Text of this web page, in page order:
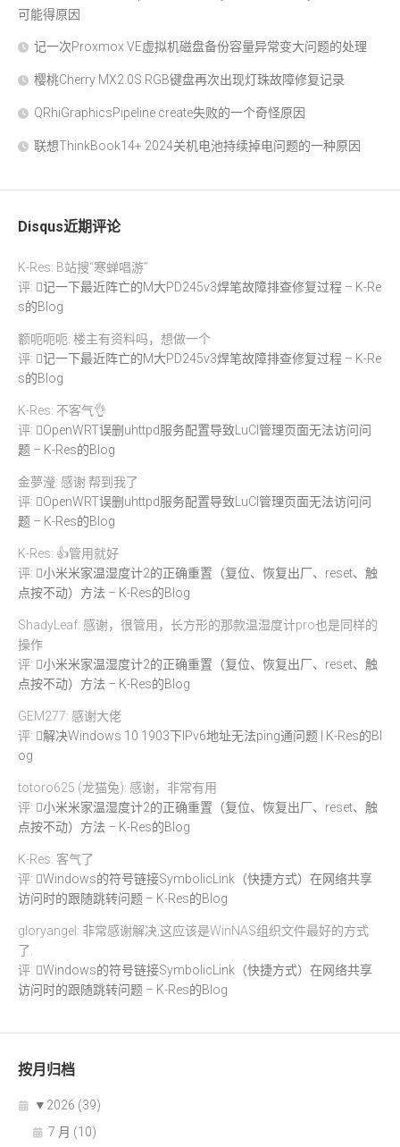
可能得原因
记一次Proxmox VE虚拟机磁盘备份容量异常变大问题的处理
樱桃Cherry MX2.0S RGB键盘再次出现灯珠故障修复记录
QRhiGraphicsPipeline create失败的一个奇怪原因
联想ThinkBook14+ 2024关机电池持续掉电问题的一种原因
Disqus近期评论
K-Res: B站搜“寒蝉唱游”
评:
记一下最近阵亡的M大PD245v3焊笔故障排查修复过程 – K-Re
s的Blog
额呃呃呃: 楼主有资料吗，想做一个
评:
记一下最近阵亡的M大PD245v3焊笔故障排查修复过程 – K-Re
s的Blog
K-Res: 不客气👌
评:
OpenWRT误删uhttpd服务配置导致LuCI管理页面无法访问问
题 – K-Res的Blog
金夢瀅: 感谢 帮到我了
评:
OpenWRT误删uhttpd服务配置导致LuCI管理页面无法访问问
题 – K-Res的Blog
K-Res: 👍管用就好
评:
小米米家温湿度计2的正确重置（复位、恢复出厂、reset、触
点按不动）方法 – K-Res的Blog
ShadyLeaf: 感谢，很管用，长方形的那款温湿度计pro也是同样的
操作
评:
小米米家温湿度计2的正确重置（复位、恢复出厂、reset、触
点按不动）方法 – K-Res的Blog
GEM277: 感谢大佬
评:
解决Windows 10 1903下IPv6地址无法ping通问题 | K-Res的Bl
og
totoro625 (龙猫兔): 感谢，非常有用
评:
小米米家温湿度计2的正确重置（复位、恢复出厂、reset、触
点按不动）方法 – K-Res的Blog
K-Res: 客气了
评:
Windows的符号链接SymbolicLink（快捷方式）在网络共享
访问时的跟随跳转问题 – K-Res的Blog
gloryangel: 非常感谢解决,这应该是WinNAS组织文件最好的方式
了.
评:
Windows的符号链接SymbolicLink（快捷方式）在网络共享
访问时的跟随跳转问题 – K-Res的Blog
按月归档
▼ 2026 (39)
7 月 (10)